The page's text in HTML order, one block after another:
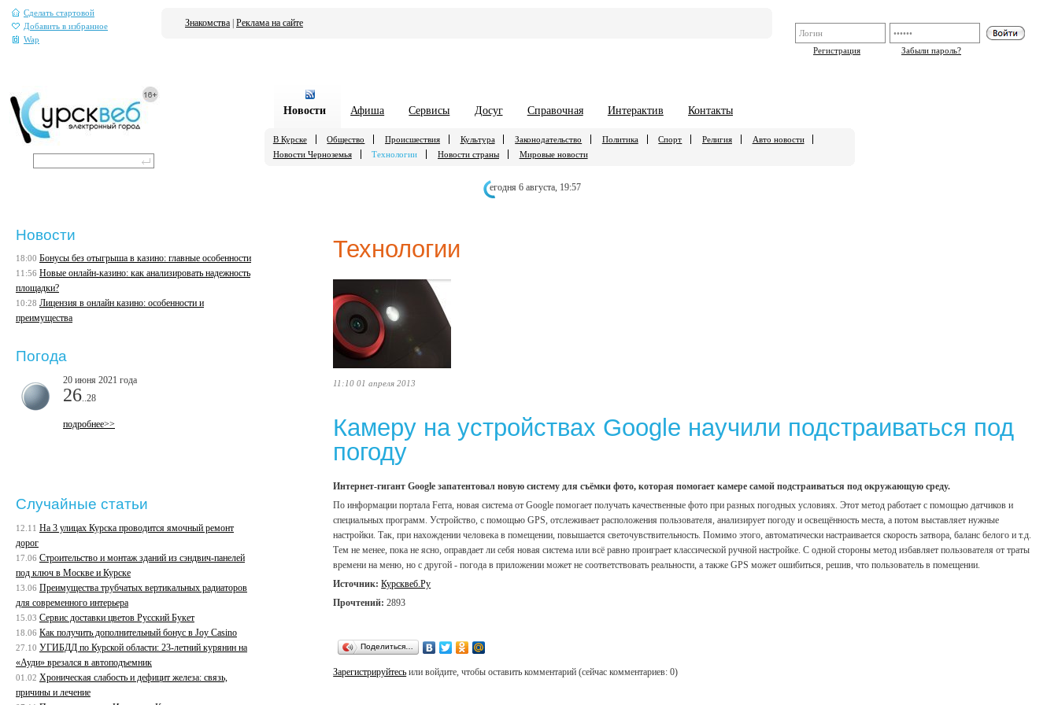
Сделать стартовой
Добавить в избранное
Wap
Регистрация
Забыли пароль?
Знакомства Реклама на сайте
Новости Афиша Сервисы Досуг Справочная Интерактив Контакты
В Курске Общество Происшествия Культура Законодательство Политика Спорт Религия
Авто новости
Новости Черноземья
Технологии Новости страны Мировые новости
егодня 6 августа, 19:57
Технологии
11:10 01 апреля 2013
Камеру на устройствах Google научили подстраиваться под
погоду
Интернет-гигант Google запатентовал новую систему для съёмки фото, которая помогает камере самой подстраиваться под окружающую среду.
По информации портала Ferra, новая система от Google помогает получать качественные фото при разных погодных условиях. Этот метод работает с помощью датчиков и
специальных программ. Устройство, с помощью GPS, отслеживает расположения пользователя, анализирует погоду и освещённость места, а потом выставляет нужные
настройки. Так, при нахождении человека в помещении, повышается светочувствительность. Помимо этого, автоматически настраивается скорость затвора, баланс белого и т.д.
Тем не менее, пока не ясно, оправдает ли себя новая система или всё равно проиграет классической ручной настройке. С одной стороны метод избавляет пользователя от траты
времени на меню, но с другой - погода в приложении может не соответствовать реальности, а также GPS может ошибиться, решив, что пользователь в помещении.
Источник: Курсквеб.Ру
Прочтений: 2893
Поделиться…
Зарегистрируйтесь или войдите, чтобы оставить комментарий (сейчас комментариев: 0)
Новости
18:00 Бонусы без отыгрыша в казино: главные особенности
11:56 Новые онлайн-казино: как анализировать надежность
площадки?
10:28 Лицензия в онлайн казино: особенности и
преимущества
Погода
20 июня 2021 года
26 ..28
подробнее>>
Случайные статьи
12.11 На 3 улицах Курска проводится ямочный ремонт
дорог
17.06 Строительство и монтаж зданий из сэндвич-панелей
под ключ в Москве и Курске
13.06 Преимущества трубчатых вертикальных радиаторов
для современного интерьера
15.03 Сервис доставки цветов Русский Букет
18.06 Как получить дополнительный бонус в Joy Casino
27.10 УГИБДД по Курской области: 23-летний курянин на
«Ауди» врезался в автоподъемник
01.02 Хроническая слабость и дефицит железа: связь,
причины и лечение